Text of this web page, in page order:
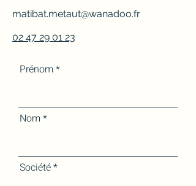
matibat.metaut@wanadoo.fr
02 47 29 01 23
Prénom
Nom
Société